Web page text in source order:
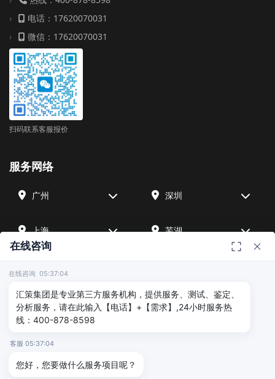
电话：17620070031
微信：17620070031
扫码联系客服报价
服务网络
广州 深圳
上海 芜湖
北京 武汉
友情链接
广州海沣检测 汇策可靠性检测
在线咨询
在线咨询 05:37:04
汇策集团是专业第三方服务机构，提供服务、测试、鉴定、
分析服务，请在此输入【电话】+【需求】,24小时服务热
线：400-878-8598
客服 05:37:04
您好，您要做什么服务项目呢？